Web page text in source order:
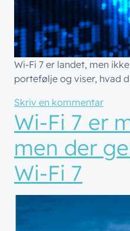
Wi-Fi 7 er landet, men
portefølje og viser, hvad
Skriv en kommentartil
Wi-Fi 7 er
men der
Wi-Fi 7